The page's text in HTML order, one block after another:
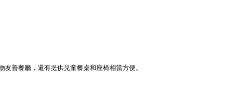
善餐廳，還有提供兒童餐桌和座椅相當方便。